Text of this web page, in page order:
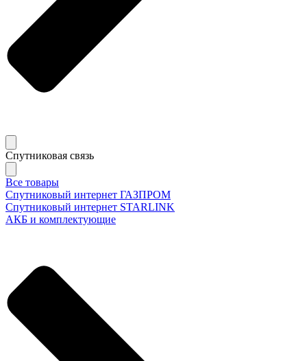
Спутниковая связь
Все товары
Спутниковый интернет ГАЗПРОМ
Спутниковый интернет STARLINK
АКБ и комплектующие